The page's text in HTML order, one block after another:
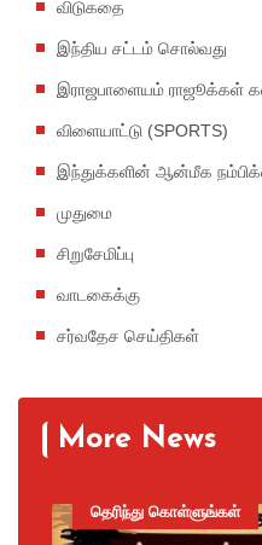
விடுகதை
இந்திய சட்டம் சொல்வது
இராஜபாளையம் ராஜூக்கள்
விளையாட்டு (SPORTS)
இந்துக்களின் ஆன்மீக
முதுமை
சிறுசேமிப்பு
வாடகைக்கு
சர்வதேச செய்திகள்
More News
தெரிந்து கொள்ளுங்கள்